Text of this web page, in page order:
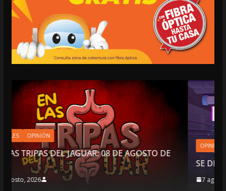
AGOSTO DE
OPINIÓN
SE DERRUMBA EL MITO
7 agosto, 2026